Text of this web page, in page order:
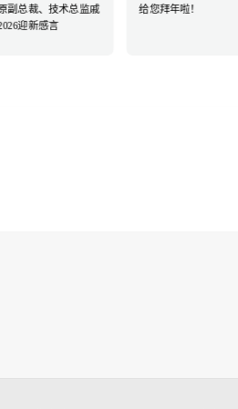
副总裁、技术总监戚
迎新感言
给您拜年啦！